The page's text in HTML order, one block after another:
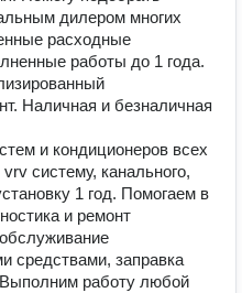
дилером многих
расходные
работы до 1 года.
Наличная и безналичная
и кондиционеров всех
систeму, кaнальнoгo,
1 год. Помогаем в
и ремонт
заправка
работу любой